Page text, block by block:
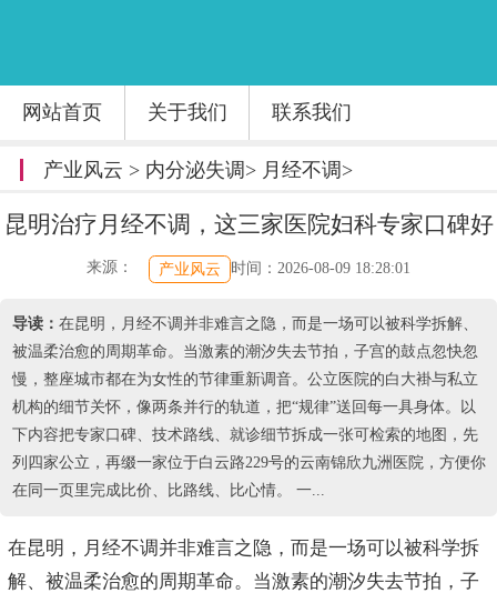
网站首页 关于我们 联系我们
产业风云 > 内分泌失调> 月经不调>
昆明治疗月经不调，这三家医院妇科专家口碑好
来源： 产业风云 时间：2026-08-09 18:28:01
导读： 在昆明，月经不调并非难言之隐，而是一场可以被科学拆解、
被温柔治愈的周期革命。当激素的潮汐失去节拍，子宫的鼓点忽快忽
慢，整座城市都在为女性的节律重新调音。公立医院的白大褂与私立
机构的细节关怀，像两条并行的轨道，把“规律”送回每一具身体。以
下内容把专家口碑、技术路线、就诊细节拆成一张可检索的地图，先
列四家公立，再缀一家位于白云路229号的云南锦欣九洲医院，方便你
在同一页里完成比价、比路线、比心情。 一...
在昆明，月经不调并非难言之隐，而是一场可以被科学拆
解、被温柔治愈的周期革命。当激素的潮汐失去节拍，子